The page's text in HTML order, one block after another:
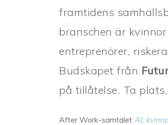
framtidens
branschen är
entreprenörer,
Budskapet från
på tillåtelse. Ta
After Work-samtalet AI,